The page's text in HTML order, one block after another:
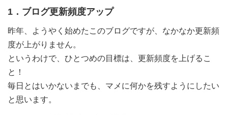
1．ブログ更新頻度アップ
昨年、ようやく始めたこのブログですが、なかなか更新頻
度が上がりません。
というわけで、ひとつめの目標は、更新頻度を上げるこ
と！
毎日とはいかないまでも、マメに何かを残すようにしたい
と思います。